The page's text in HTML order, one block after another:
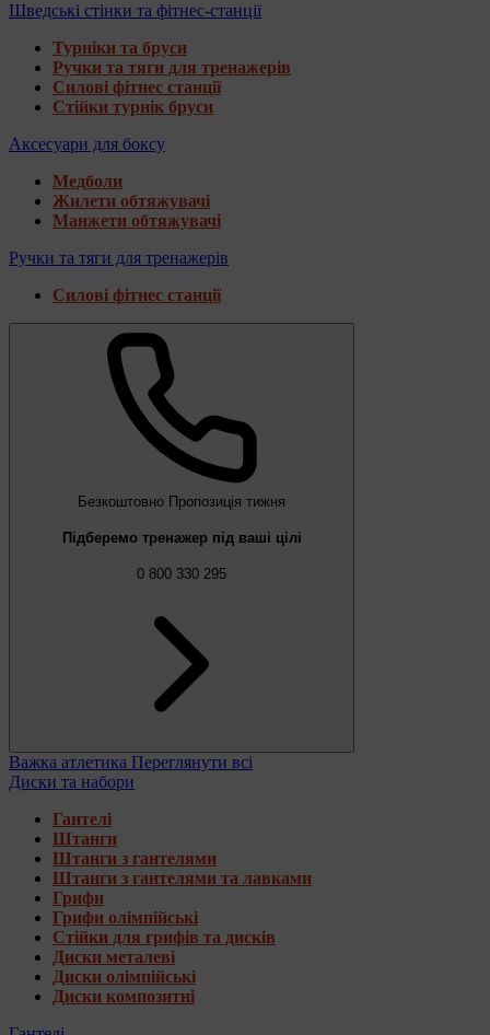
Шведські стінки та фітнес-станції
Турніки та бруси
Ручки та тяги для тренажерів
Силові фітнес станції
Стійки турнік бруси
Аксесуари для боксу
Медболи
Жилети обтяжувачі
Манжети обтяжувачі
Ручки та тяги для тренажерів
Силові фітнес станції
Безкоштовно Пропозиція тижня
Підберемо тренажер під ваші цілі
0 800 330 295
Важка атлетика Переглянути всі
Диски та набори
Гантелі
Штанги
Штанги з гантелями
Штанги з гантелями та лавками
Грифи
Грифи олімпійські
Стійки для грифів та дисків
Диски металеві
Диски олімпійські
Диски композитні